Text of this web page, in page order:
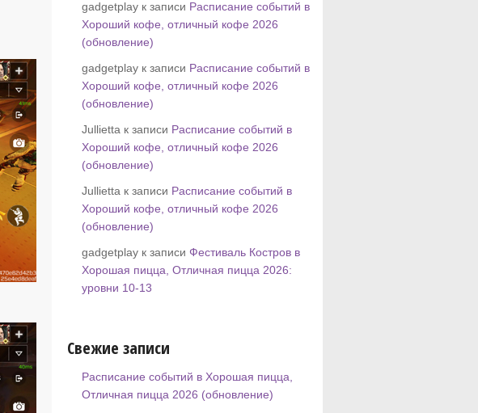
gadgetplay к записи Расписание событий в
Хороший кофе, отличный кофе 2026
(обновление)
gadgetplay к записи Расписание событий в
Хороший кофе, отличный кофе 2026
(обновление)
Jullietta к записи Расписание событий в
Хороший кофе, отличный кофе 2026
(обновление)
Jullietta к записи Расписание событий в
Хороший кофе, отличный кофе 2026
(обновление)
gadgetplay к записи Фестиваль Костров в
Хорошая пицца, Отличная пицца 2026:
уровни 10-13
Свежие записи
Расписание событий в Хорошая пицца,
Отличная пицца 2026 (обновление)